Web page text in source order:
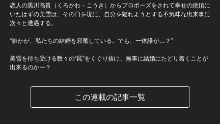
恋人の黒川高貴（くろかわ・こうき）からプロポーズをされて幸せの絶頂に
いたはずの美雪は、その日を境に、自分を陥れようとする不気味な出来事に
次々と遭遇する。
“誰かが、私たちの結婚を邪魔している。でも、一体誰が…？”
美雪を待ち受ける数々の“罠”をくぐり抜け、無事に結婚にたどり着くことが
出来るのかー？
この連載の記事一覧